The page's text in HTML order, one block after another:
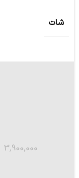
شات
3,900,000